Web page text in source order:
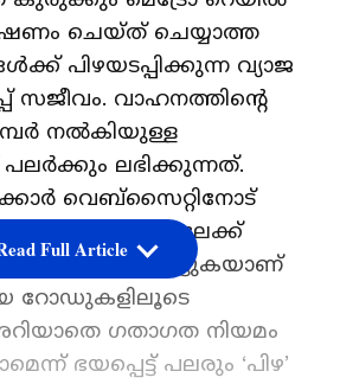
ചെയ്ത് ചെയ്യാത്ത
പിഴയടപ്പിക്കുന്ന വ്യാജ
സജീവം. വാഹനത്തിന്റെ
നൽകിയുള്ള
ലഭിക്കുന്നത്.
വെബ്‌സൈറ്റിനോട്
പോർട്ടലിലേക്ക്
നയിച്ച് പണം തട്ടുകയാണ്
റോഡുകളിലൂടെ
ഗതാഗത നിയമം
ഭയപ്പെട്ട് പലരും ‘പിഴ’
Full Article